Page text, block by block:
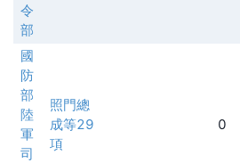
令
部
國
防
部
陸
軍
司
照門總
成等29
項
0